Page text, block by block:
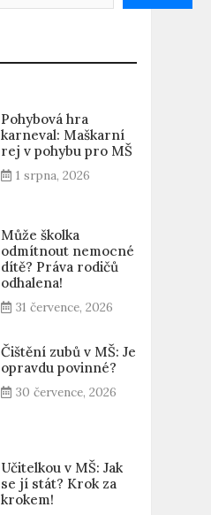
Pohybová hra
karneval: Maškarní
rej v pohybu pro MŠ
1 srpna, 2026
Může školka
odmítnout nemocné
dítě? Práva rodičů
odhalena!
31 července, 2026
Čištění zubů v MŠ: Je
opravdu povinné?
30 července, 2026
Učitelkou v MŠ: Jak
se jí stát? Krok za
krokem!